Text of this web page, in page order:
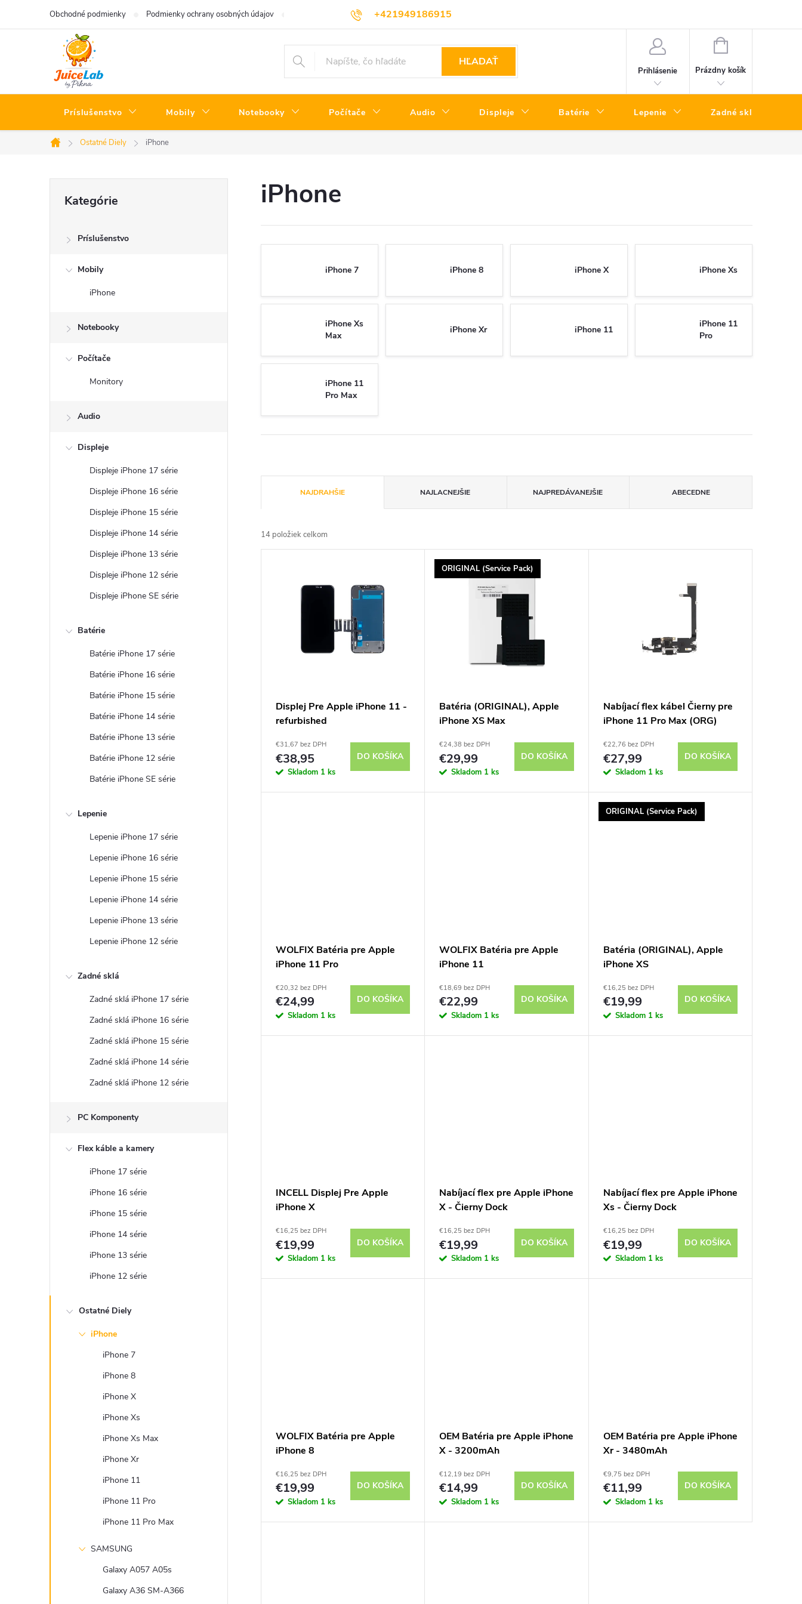
+421949186915
Obchodné podmienky Podmienky ochrany osobných údajov Servisné podmienky Informácie o triedach produktov
HĽADAŤ
Prihlásenie
NÁKUPNÝ
Prázdny košík
Príslušenstvo Mobily Notebooky Počítače Audio Displeje Batérie Lepenie Zadné sklá
Domov
Ostatné Diely iPhone
kategórie
Kategórie
Príslušenstvo
Mobily
iPhone
Notebooky
Počítače
Monitory
Audio
Displeje
Displeje iPhone 17 série
Displeje iPhone 16 série
Displeje iPhone 15 série
Displeje iPhone 14 série
Displeje iPhone 13 série
Displeje iPhone 12 série
Displeje iPhone SE série
Batérie
Batérie iPhone 17 série
Batérie iPhone 16 série
Batérie iPhone 15 série
Batérie iPhone 14 série
Batérie iPhone 13 série
Batérie iPhone 12 série
Batérie iPhone SE série
Lepenie
Lepenie iPhone 17 série
Lepenie iPhone 16 série
Lepenie iPhone 15 série
Lepenie iPhone 14 série
Lepenie iPhone 13 série
Lepenie iPhone 12 série
Zadné sklá
Zadné sklá iPhone 17 série
Zadné sklá iPhone 16 série
Zadné sklá iPhone 15 série
Zadné sklá iPhone 14 série
Zadné sklá iPhone 12 série
PC Komponenty
Flex káble a kamery
iPhone 17 série
iPhone 16 série
iPhone 15 série
iPhone 14 série
iPhone 13 série
iPhone 12 série
Ostatné Diely
iPhone
iPhone 7
iPhone 8
iPhone X
iPhone Xs
iPhone Xs Max
iPhone Xr
iPhone 11
iPhone 11 Pro
iPhone 11 Pro Max
SAMSUNG
Galaxy A057 A05s
Galaxy A36 SM-A366
iPhone
iPhone 7 iPhone 8 iPhone X iPhone Xs
iPhone Xs
Max
iPhone Xr iPhone 11
iPhone 11
Pro
iPhone 11
Pro Max
a
d
d
NAJDRAHŠIE NAJLACNEJŠIE NAJPREDÁVANEJŠIE ABECEDNE
14 položiek celkom
d
Displej Pre Apple iPhone 11 -
refurbished
€31,67 bez DPH
€38,95
Skladom 1 ks
DO KOŠÍKA
ORIGINAL (Service Pack)
Batéria (ORIGINAL), Apple
iPhone XS Max
€24,38 bez DPH
€29,99
Skladom 1 ks
DO KOŠÍKA
Nabíjací flex kábel Čierny pre
iPhone 11 Pro Max (ORG)
€22,76 bez DPH
€27,99
Skladom 1 ks
DO KOŠÍKA
WOLFIX Batéria pre Apple
iPhone 11 Pro
€20,32 bez DPH
€24,99
Skladom 1 ks
DO KOŠÍKA
WOLFIX Batéria pre Apple
iPhone 11
€18,69 bez DPH
€22,99
Skladom 1 ks
DO KOŠÍKA
ORIGINAL (Service Pack)
Batéria (ORIGINAL), Apple
iPhone XS
€16,25 bez DPH
€19,99
Skladom 1 ks
DO KOŠÍKA
INCELL Displej Pre Apple
iPhone X
€16,25 bez DPH
€19,99
Skladom 1 ks
DO KOŠÍKA
Nabíjací flex pre Apple iPhone
X - Čierny Dock
€16,25 bez DPH
€19,99
Skladom 1 ks
DO KOŠÍKA
Nabíjací flex pre Apple iPhone
Xs - Čierny Dock
€16,25 bez DPH
€19,99
Skladom 1 ks
DO KOŠÍKA
WOLFIX Batéria pre Apple
iPhone 8
€16,25 bez DPH
€19,99
Skladom 1 ks
DO KOŠÍKA
OEM Batéria pre Apple iPhone
X - 3200mAh
€12,19 bez DPH
€14,99
Skladom 1 ks
DO KOŠÍKA
OEM Batéria pre Apple iPhone
Xr - 3480mAh
€9,75 bez DPH
€11,99
Skladom 1 ks
DO KOŠÍKA